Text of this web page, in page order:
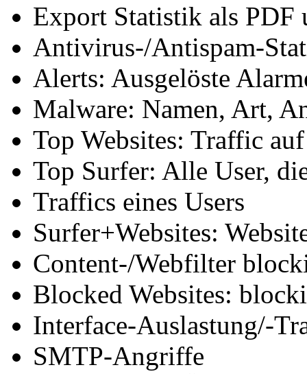
Export Statistik als PDF
Antivirus-/Antispam-
Alerts: Ausgelöste
Malware: Namen, Art,
Top Websites: Traffic
Top Surfer: Alle User,
Traffics eines Users
Surfer+Websites:
Content-/Webfilter
Blocked Websites:
Interface-Auslastung/-
SMTP-Angriffe